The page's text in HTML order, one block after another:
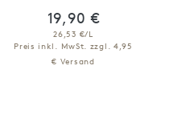
19,90 €
26,53 €/L
Preis inkl. MwSt. zzgl. 4,95
€ Versand